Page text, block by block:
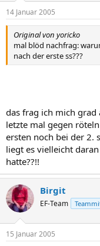
14 Januar 2005
Original von yoricko
mal blöd nachfrag:
nach der erste ss???
das frag ich mich grad
letzte mal gegen
ersten noch bei der 2.
liegt es vielleicht
hatte??!!
Birgit
EF-Team
15 Januar 2005